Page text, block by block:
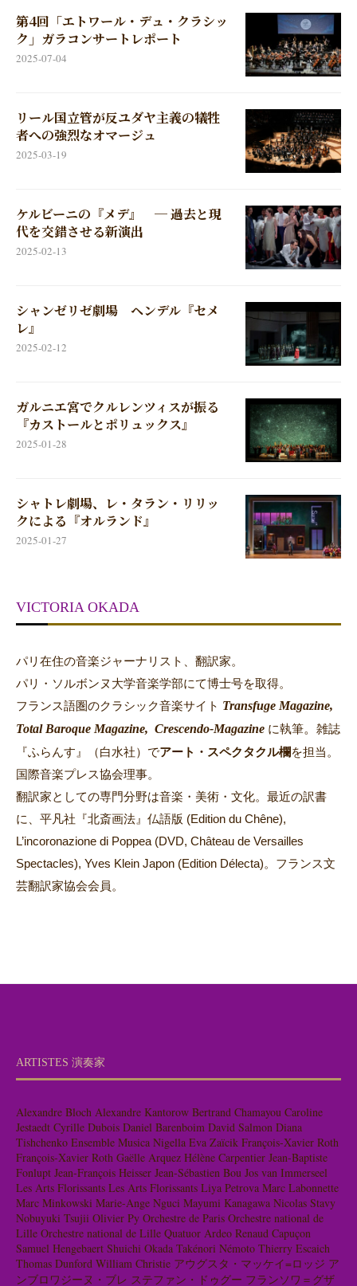
第4回「エトワール・デュ・クラシッ
ク」ガラコンサートレポート
2025-07-04
リール国立管が反ユダヤ主義の犠牲
者への強烈なオマージュ
2025-03-19
ケルビーニの『メデ』 ─ 過去と現
代を交錯させる新演出
2025-02-13
シャンゼリゼ劇場 ヘンデル『セメ
レ』
2025-02-12
ガルニエ宮でクルレンツィスが振る
『カストールとポリュックス』
2025-01-28
シャトレ劇場、レ・タラン・リリッ
クによる『オルランド』
2025-01-27
VICTORIA OKADA
パリ在住の音楽ジャーナリスト、翻訳家。
パリ・ソルボンヌ大学音楽学部にて博士号を取得。
フランス語圏のクラシック音楽サイト Transfuge Magazine,
Total Baroque Magazine, Crescendo-Magazine に執筆。 雑誌
『ふらんす』（白水社）でアート・スペクタクル欄を担当。
国際音楽プレス協会理事。
翻訳家としての専門分野は音楽・美術・文化。最近の訳書
に、平凡社『北斎画法』仏語版 (Edition du Chêne),
L’incoronazione di Poppea (DVD, Château de Versailles
Spectacles), Yves Klein Japon (Edition Délecta)。フランス文
芸翻訳家協会会員。
ARTISTES 演奏家
Alexandre Bloch Alexandre Kantorow Bertrand Chamayou Caroline
Jestaedt Cyrille Dubois Daniel Barenboim David Salmon Diana
Tishchenko Ensemble Musica Nigella Eva Zaïcik François-Xavier Roth
François-Xavier Roth Gaëlle Arquez Hélène Carpentier Jean-Baptiste
Fonlupt Jean-François Heisser Jean-Sébastien Bou Jos van Immerseel
Les Arts Florissants Les Arts Florissants Liya Petrova Marc Labonnette
Marc Minkowski Marie-Ange Nguci Mayumi Kanagawa Nicolas Stavy
Nobuyuki Tsujii Olivier Py Orchestre de Paris Orchestre national de
Lille Orchestre national de Lille Quatuor Ardeo Renaud Capuçon
Samuel Hengebaert Shuichi Okada Takénori Némoto Thierry Escaich
Thomas Dunford William Christie アウグスタ・マッケイ=ロッジ ア
ンブロワジーヌ・ブレ ステファン・ドゥグー フランソワ＝グザ